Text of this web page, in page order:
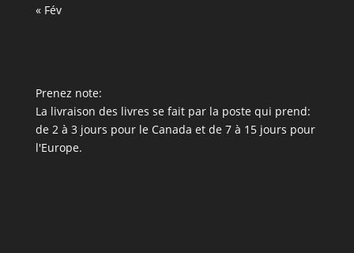
« Fév
Prenez note:
La livraison des livres se fait par la poste qui prend:
de 2 à 3 jours pour le Canada et de 7 à 15 jours pour
l'Europe.